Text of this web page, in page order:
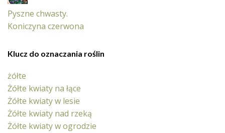
Pyszne chwasty.
Koniczyna czerwona
Klucz do oznaczania roślin
żółte
Żółte kwiaty na łące
Żółte kwiaty w lesie
Żółte kwiaty nad rzeką
Żółte kwiaty w ogrodzie